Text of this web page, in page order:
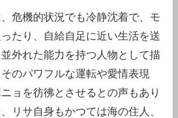
危機的状況でも冷静沈着で、モ
たり、自給自足に近い生活を送
外れた能力を持つ人物として描
のパワフルな運転や愛情表現
ョを彷彿とさせるとの声もあり
リサ自身もかつては海の住人、